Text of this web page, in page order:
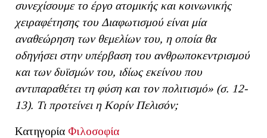
συνεχίσουμε το έργο ατομικής και κοινωνικής
χειραφέτησης του Διαφωτισμού είναι μία
αναθεώρηση των θεμελίων του, η οποία θα
οδηγήσει στην υπέρβαση του ανθρωποκεντρισμού
και των δυϊσμών του, ιδίως εκείνου που
αντιπαραθέτει τη φύση και τον πολιτισμό» (σ. 12-
13). Τι προτείνει η Κορίν Πελισόν;
Κατηγορία Φιλοσοφία